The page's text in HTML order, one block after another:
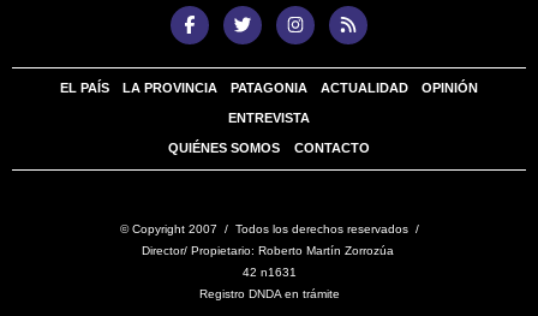
EL PAÍS LA PROVINCIA PATAGONIA ACTUALIDAD OPINIÓN
ENTREVISTA
QUIÉNES SOMOS CONTACTO
© Copyright 2007 / Todos los derechos reservados /
Director/ Propietario: Roberto Martín Zorrozúa
42 n1631
Registro DNDA en trámite